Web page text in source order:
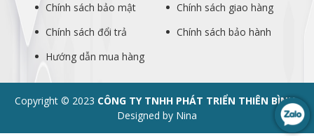
Chính sách bảo mật
Chính sách giao hàng
Chính sách đổi trả
Chính sách bảo hành
Hướng dẫn mua hàng
Copyright © 2023 CÔNG TY TNHH PHÁT TRIỂN THIÊN BÌNH.
Designed by Nina